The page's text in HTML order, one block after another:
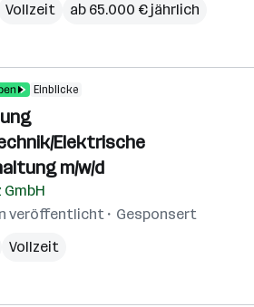
Vollzeit ab 65.000 € jährlich
Einblicke
Elektrische
m/w/d
veröffentlicht
Gesponsert
Vollzeit